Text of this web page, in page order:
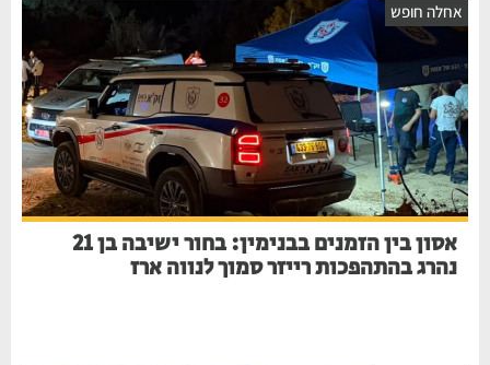
חופש
אסון בין הזמנים בבנימין: בחור ישיבה בן 21
נהרג בהתהפכות רייזר סמוך לנווה ארז